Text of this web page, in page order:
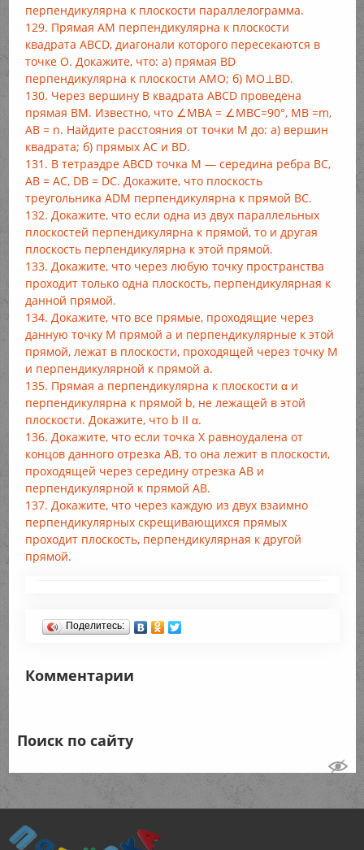
перпендикулярна к плоскости параллелограмма.
129. Прямая AM перпендикулярна к плоскости
квадрата ABCD, диагонали которого пересекаются в
точке О. Докажите, что: а) прямая BD
перпендикулярна к плоскости АМО; б) MO⊥BD.
130. Через вершину В квадрата ABCD проведена
прямая ВМ. Известно, что ∠MBA = ∠MBC=90°, МВ =m,
АВ = n. Найдите расстояния от точки М до: а) вершин
квадрата; б) прямых АС и BD.
131. В тетраэдре ABCD точка М — середина ребра ВС,
АВ = AC, DB = DC. Докажите, что плоскость
треугольника ADM перпендикулярна к прямой ВС.
132. Докажите, что если одна из двух параллельных
плоскостей перпендикулярна к прямой, то и другая
плоскость перпендикулярна к этой прямой.
133. Докажите, что через любую точку пространства
проходит только одна плоскость, перпендикулярная к
данной прямой.
134. Докажите, что все прямые, проходящие через
данную точку М прямой а и перпендикулярные к этой
прямой, лежат в плоскости, проходящей через точку М
и перпендикулярной к прямой а.
135. Прямая а перпендикулярна к плоскости α и
перпендикулярна к прямой b, не лежащей в этой
плоскости. Докажите, что b II α.
136. Докажите, что если точка X равноудалена от
концов данного отрезка АВ, то она лежит в плоскости,
проходящей через середину отрезка АВ и
перпендикулярной к прямой АВ.
137. Докажите, что через каждую из двух взаимно
перпендикулярных скрещивающихся прямых
проходит плоскость, перпендикулярная к другой
прямой.
Поделитесь:
Комментарии
Поиск по сайту